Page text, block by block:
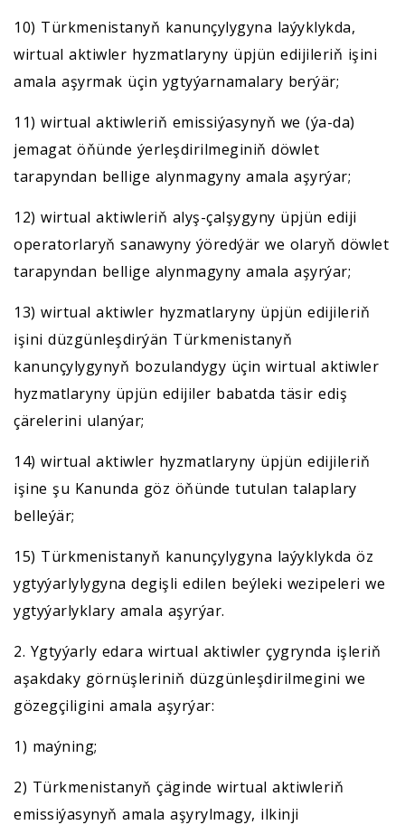
10) Türkmenistanyň kanunçylygyna laýyklykda,
wirtual aktiwler hyzmatlaryny üpjün edijileriň işini
amala aşyrmak üçin ygtyýarnamalary berýär;
11) wirtual aktiwleriň emissiýasynyň we (ýa-da)
jemagat öňünde ýerleşdirilmeginiň döwlet
tarapyndan bellige alynmagyny amala aşyrýar;
12) wirtual aktiwleriň alyş-çalşygyny üpjün ediji
operatorlaryň sanawyny ýöredýär we olaryň döwlet
tarapyndan bellige alynmagyny amala aşyrýar;
13) wirtual aktiwler hyzmatlaryny üpjün edijileriň
işini düzgünleşdirýän Türkmenistanyň
kanunçylygynyň bozulandygy üçin wirtual aktiwler
hyzmatlaryny üpjün edijiler babatda täsir ediş
çärelerini ulanýar;
14) wirtual aktiwler hyzmatlaryny üpjün edijileriň
işine şu Kanunda göz öňünde tutulan talaplary
belleýär;
15) Türkmenistanyň kanunçylygyna laýyklykda öz
ygtyýarlylygyna degişli edilen beýleki wezipeleri we
ygtyýarlyklary amala aşyrýar.
2. Ygtyýarly edara wirtual aktiwler çygrynda işleriň
aşakdaky görnüşleriniň düzgünleşdirilmegini we
gözegçiligini amala aşyrýar:
1) maýning;
2) Türkmenistanyň çäginde wirtual aktiwleriň
emissiýasynyň amala aşyrylmagy, ilkinji